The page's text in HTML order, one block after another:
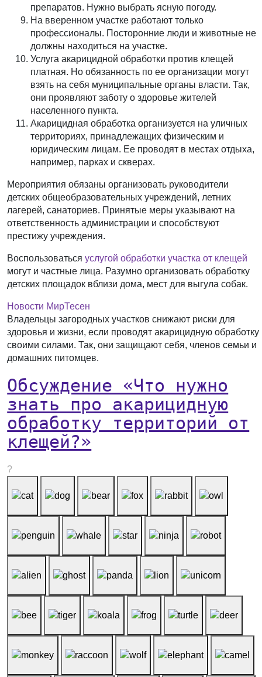
препаратов. Нужно выбрать ясную погоду.
На вверенном участке работают только
профессионалы. Посторонние люди и животные не
должны находиться на участке.
Услуга акарицидной обработки против клещей
платная. Но обязанность по ее организации могут
взять на себя муниципальные органы власти. Так,
они проявляют заботу о здоровье жителей
населенного пункта.
Акарицидная обработка организуется на уличных
территориях, принадлежащих физическим и
юридическим лицам. Ее проводят в местах отдыха,
например, парках и скверах.
Мероприятия обязаны организовать руководители
детских общеобразовательных учреждений, летних
лагерей, санаториев. Принятые меры указывают на
ответственность администрации и способствуют
престижу учреждения.
Воспользоватьсяуслугой обработки участка от клещей
могут и частные лица. Разумно организовать обработку
детских площадок вблизи дома, мест для выгула собак.
Новости МирТесен
Владельцы загородных участков снижают риски для
здоровья и жизни, если проводят акарицидную обработку
своими силами. Так, они защищают себя, членов семьи и
домашних питомцев.
Обсуждение «Что нужно
знать про акарицидную
обработку территорий от
клещей?»
?